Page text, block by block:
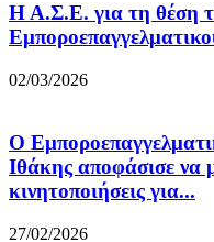
Η Α.Σ.Ε. για τη θέση
02/03/2026
Ο
Ιθάκης αποφάσισε να
κινητοποιήσεις για...
27/02/2026